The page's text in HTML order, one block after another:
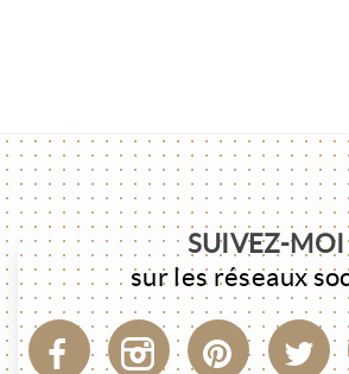
SUIVEZ-MOI
sur les réseaux